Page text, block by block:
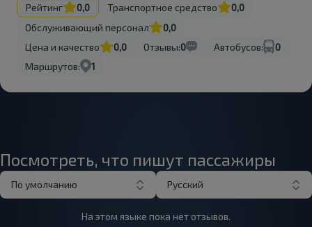
Рейтинг 0,0 Транспортное средство
0,0
Обслуживающий персонал
0,0
Цена и качество
0,0 Отзывы:0 Автобусов:
0
Маршрутов:
1
Посмотреть, что пишут пассажиры
По умолчанию Русский
На этом языке пока нет отзывов.